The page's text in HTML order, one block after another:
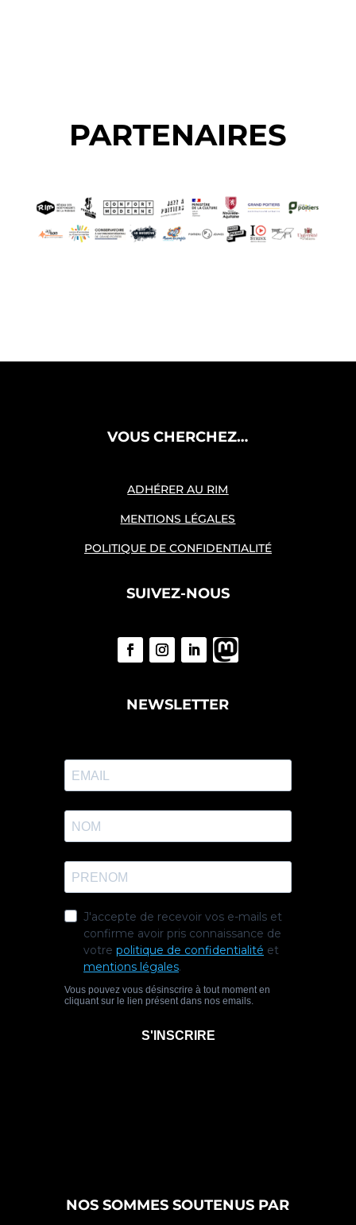
PARTENAIRES
VOUS CHERCHEZ…
ADHÉRER AU RIM
MENTIONS LÉGALES
POLITIQUE DE CONFIDENTIALITÉ
SUIVEZ-NOUS
NEWSLETTER
NOS SOMMES SOUTENUS PAR